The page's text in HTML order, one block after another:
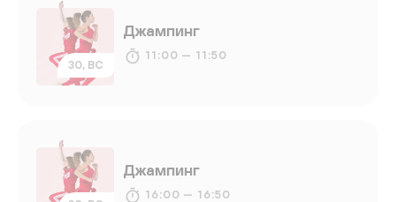
30, ВС
Джампинг
11:00 — 11:50
Джампинг
16:00 — 16:50